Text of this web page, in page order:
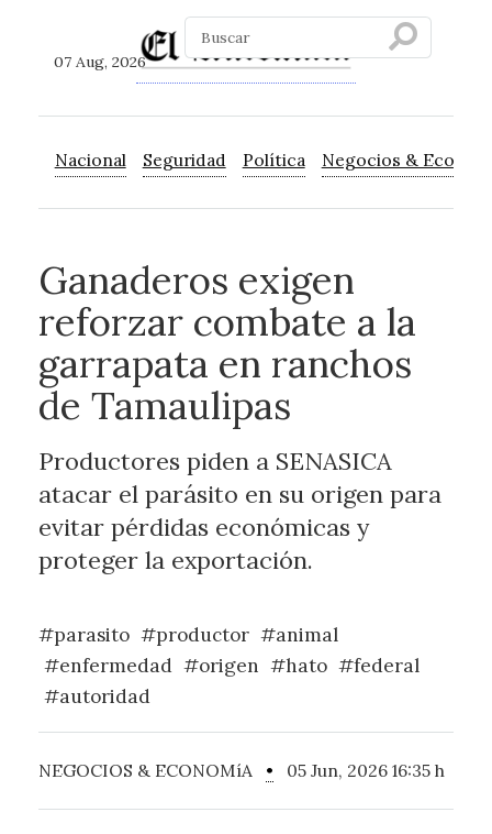
07 Aug, 2026
Nacional Seguridad Política Negocios &
Ganaderos exigen
reforzar combate a la
garrapata en ranchos
de Tamaulipas
Productores piden a SENASICA
atacar el parásito en su origen para
evitar pérdidas económicas y
proteger la exportación.
#parasito #productor #animal
#enfermedad #origen #hato #federal
#autoridad
NEGOCIOS & ECONOMíA • 05 Jun, 2026 16:35 h